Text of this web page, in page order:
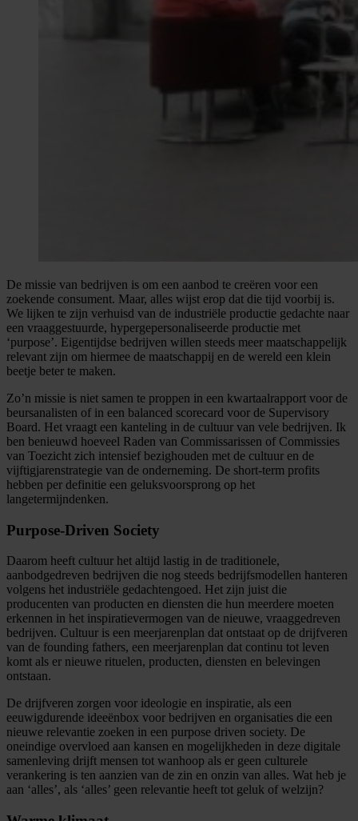
De missie van bedrijven is om een aanbod te creëren voor een
zoekende consument. Maar, alles wijst erop dat die tijd voorbij is.
We lijken te zijn verhuisd van de industriële productie gedachte naar
een vraaggestuurde, hypergepersonaliseerde productie met
‘purpose’. Eigentijdse bedrijven willen steeds meer maatschappelijk
relevant zijn om hiermee de maatschappij en de wereld een klein
beetje beter te maken.
Zo’n missie is niet samen te proppen in een kwartaalrapport voor de
beursanalisten of in een balanced scorecard voor de Supervisory
Board. Het vraagt een kanteling in de cultuur van vele bedrijven. Ik
ben benieuwd hoeveel Raden van Commissarissen of Commissies
van Toezicht zich intensief bezighouden met de cultuur en de
vijftigjarenstrategie van de onderneming. De short-term profits
hebben per definitie een geluksvoorsprong op het
langetermijndenken.
Purpose-Driven Society
Daarom heeft cultuur het altijd lastig in de traditionele,
aanbodgedreven bedrijven die nog steeds bedrijfsmodellen hanteren
volgens het industriële gedachtengoed. Het zijn juist die
producenten van producten en diensten die hun meerdere moeten
erkennen in het inspiratievermogen van de nieuwe, vraaggedreven
bedrijven. Cultuur is een meerjarenplan dat ontstaat op de drijfveren
van de founding fathers, een meerjarenplan dat continu tot leven
komt als er nieuwe rituelen, producten, diensten en belevingen
ontstaan.
De drijfveren zorgen voor ideologie en inspiratie, als een
eeuwigdurende ideeënbox voor bedrijven en organisaties die een
nieuwe relevantie zoeken in een purpose driven society. De
oneindige overvloed aan kansen en mogelijkheden in deze digitale
samenleving drijft mensen tot wanhoop als er geen culturele
verankering is ten aanzien van de zin en onzin van alles. Wat heb je
aan ‘alles’, als ‘alles’ geen relevantie heeft tot geluk of welzijn?